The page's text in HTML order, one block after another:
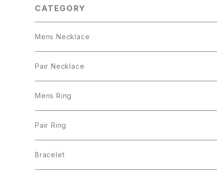
CATEGORY
Mens Necklace
Pair Necklace
Mens Ring
Pair Ring
Bracelet